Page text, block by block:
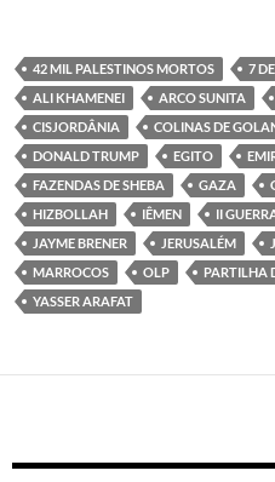
42 MIL PALESTINOS MORTOS
7
ALI KHAMENEI
ARCO SUNITA
CISJORDÂNIA
COLINAS DE
DONALD TRUMP
EGITO
FAZENDAS DE SHEBA
GAZA
HIZBOLLAH
IÊMEN II
JAYME BRENER
JERUSALÉM
MARROCOS
OLP PARTILHA
YASSER ARAFAT